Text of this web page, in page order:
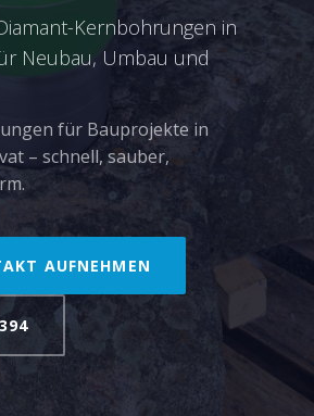
Kernbohrungen in
Neubau, Umbau und
für Bauprojekte in
– schnell, sauber,
AUFNEHMEN